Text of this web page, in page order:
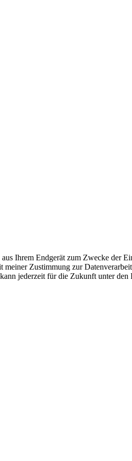
Ihrem Endgerät zum Zwecke der
Zustimmung zur
jederzeit für die Zukunft unter